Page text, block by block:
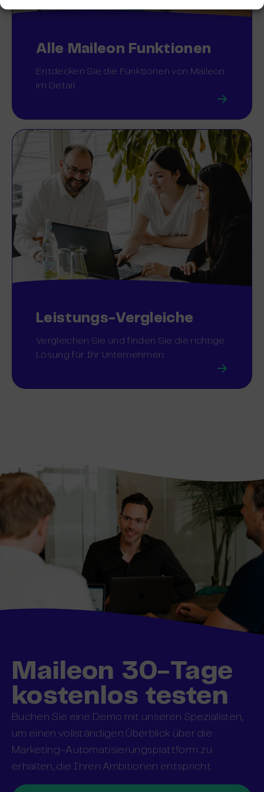
Alle Maileon Funktionen
Entdecken Sie die Funktionen von Maileon
im Detail.
Leistungs-Vergleiche
Vergleichen Sie und finden Sie die richtige
Lösung für Ihr Unternehmen.
Maileon 30-Tage
kostenlos testen
Buchen Sie eine Demo mit unseren Spezialisten,
um einen vollständigen Überblick über die
Marketing-Automatisierungsplattform zu
erhalten, die Ihren Ambitionen entspricht.